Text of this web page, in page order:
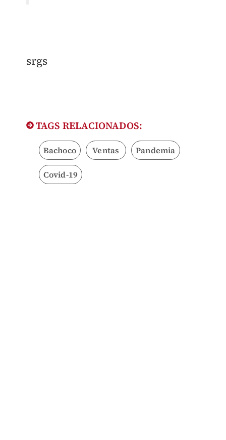
srgs
TAGS RELACIONADOS:
Bachoco Ventas Pandemia
Covid-19